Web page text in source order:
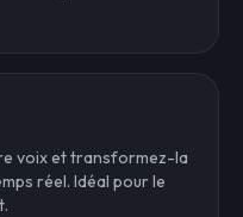
voix et transformez-la
réel. Idéal pour le